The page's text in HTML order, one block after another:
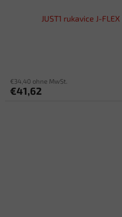
JUST1 rukavice J-
€34,40 ohne MwSt.
€41,62